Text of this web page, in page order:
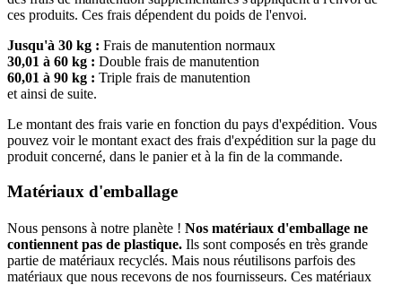
ces produits. Ces frais dépendent du poids de l'envoi.
Jusqu'à 30 kg : Frais de manutention normaux
30,01 à 60 kg : Double frais de manutention
60,01 à 90 kg : Triple frais de manutention
et ainsi de suite.
Le montant des frais varie en fonction du pays d'expédition. Vous
pouvez voir le montant exact des frais d'expédition sur la page du
produit concerné, dans le panier et à la fin de la commande.
Matériaux d'emballage
Nous pensons à notre planète ! Nos matériaux d'emballage ne
contiennent pas de plastique. Ils sont composés en très grande
partie de matériaux recyclés. Mais nous réutilisons parfois des
matériaux que nous recevons de nos fournisseurs. Ces matériaux